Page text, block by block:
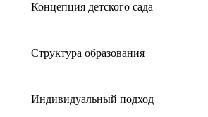
Концепция детского сада
Структура образования
Индивидуальный подход